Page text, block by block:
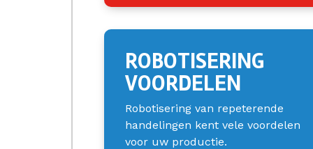
ROBOTISERING
VOORDELEN
Robotisering van repeterende
handelingen kent vele voordelen
voor uw productie.